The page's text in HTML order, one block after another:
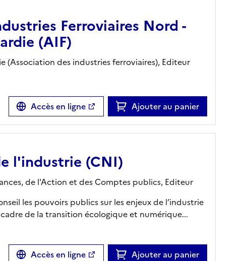
Ferroviaires Nord -
(AIF)
(Association des industries ferroviaires), Editeur
Accès en ligne
Ajouter au panier
l'industrie (CNI)
de l'Action et des Comptes publics, Editeur
les pouvoirs publics sur les enjeux de l’industrie
de la transition écologique et numérique...
Accès en ligne
Ajouter au panier